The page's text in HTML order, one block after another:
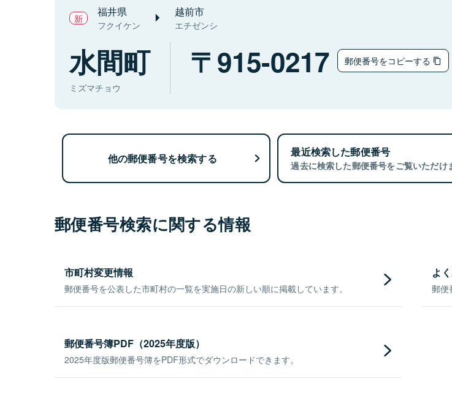
福井県
フクイケン
越前市
エチゼンシ
水間町
ミズマチョウ
915-0217 郵便番号をコピーする
他の郵便番号を検索する 最近検索した郵便番号
過去に検索した郵便番号をご覧いただけ
郵便番号検索に関する情報
市町村変更情報
郵便番号を公表した市町村の一覧を実施日の新しい順に掲載しています。
よ
郵便
郵便番号簿PDF（2025年度版）
2025年度版郵便番号簿をPDF形式でダウンロードできます。